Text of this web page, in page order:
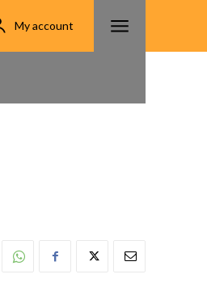
My account